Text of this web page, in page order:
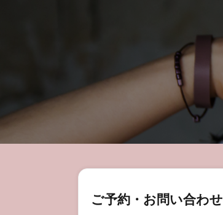
ご予約・お問い合わせ